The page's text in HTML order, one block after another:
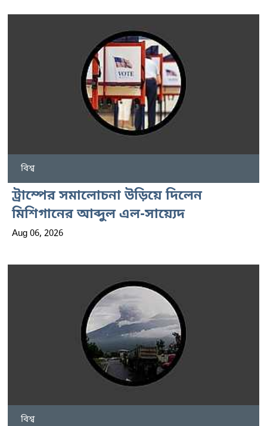
বিশ্ব
ট্রাম্পের সমালোচনা উড়িয়ে দিলেন
মিশিগানের আব্দুল এল-সায়্যেদ
Aug 06, 2026
বিশ্ব